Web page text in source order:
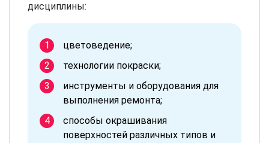
дисциплины:
цветоведение;
технологии покраски;
инструменты и оборудования для
выполнения ремонта;
способы окрашивания
поверхностей различных типов и